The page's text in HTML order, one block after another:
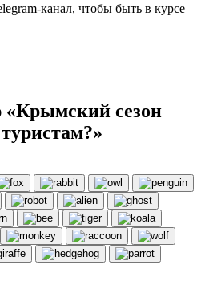
канал, чтобы быть в курсе
«Крымский сезон